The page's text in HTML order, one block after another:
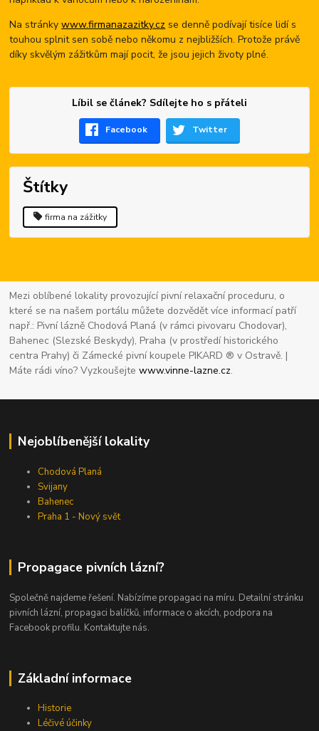
Na stránkywww.firmanazazitky.cz se denně podívají tisíce lidí s
touhou splnit sen sobě nebo někomu z nejbližších. Protože právě
díky skvělým zážitkům mají pocit, že jsou jejich životy plné.
Líbil se článek? Sdílejte ho s přáteli
Facebook Twitter
Štítky
firma na zážitky
Mezi oblíbené lokality provozující pivní relaxační proceduru, o
které se na našem portálu můžete dozvědět více informací patří
např.: Pivní lázně Chodová Planá (v rámci pivovaru Chodovar),
Bahenec (Slezské Beskydy), Praha (v prostředí historického
centra Prahy) či Zámecké pivní koupele PIKARD ® v Ostravě. |
Máte rádi víno? Vyzkoušejtewww.vinne-lazne.cz.
Nejoblíbenější lokality
Chodová Planá
Svijany
Bahenec
Praha 1 - Nový svět
Propagace pivních lázní?
Společně najdeme řešení. Nabízíme propagaci na míru. Detailní stránku
pivních lázní, propagaci balíčků, informace o akcích, podpora na
Facebook profilu. Kontaktujte nás.
Základní informace
Historie
Léčivé účinky